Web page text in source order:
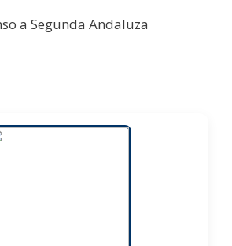
a Segunda Andaluza